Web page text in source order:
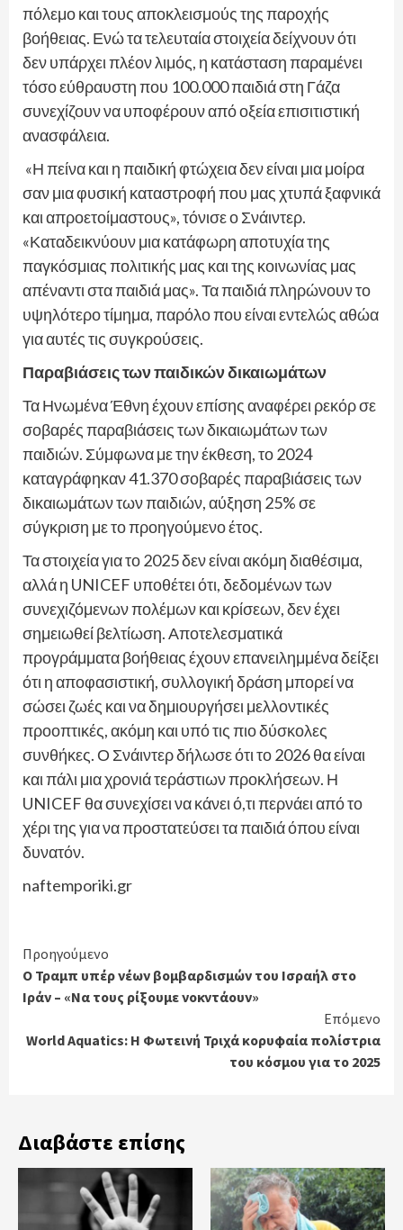
πόλεμο και τους αποκλεισμούς της παροχής
βοήθειας. Ενώ τα τελευταία στοιχεία δείχνουν ότι
δεν υπάρχει πλέον λιμός, η κατάσταση παραμένει
τόσο εύθραυστη που 100.000 παιδιά στη Γάζα
συνεχίζουν να υποφέρουν από οξεία επισιτιστική
ανασφάλεια.
«Η πείνα και η παιδική φτώχεια δεν είναι μια μοίρα
σαν μια φυσική καταστροφή που μας χτυπά ξαφνικά
και απροετοίμαστους», τόνισε ο Σνάιντερ.
«Καταδεικνύουν μια κατάφωρη αποτυχία της
παγκόσμιας πολιτικής μας και της κοινωνίας μας
απέναντι στα παιδιά μας». Τα παιδιά πληρώνουν το
υψηλότερο τίμημα, παρόλο που είναι εντελώς αθώα
για αυτές τις συγκρούσεις.
Παραβιάσεις των παιδικών δικαιωμάτων
Τα Ηνωμένα Έθνη έχουν επίσης αναφέρει ρεκόρ σε
σοβαρές παραβιάσεις των δικαιωμάτων των
παιδιών. Σύμφωνα με την έκθεση, το 2024
καταγράφηκαν 41.370 σοβαρές παραβιάσεις των
δικαιωμάτων των παιδιών, αύξηση 25% σε
σύγκριση με το προηγούμενο έτος.
Τα στοιχεία για το 2025 δεν είναι ακόμη διαθέσιμα,
αλλά η UNICEF υποθέτει ότι, δεδομένων των
συνεχιζόμενων πολέμων και κρίσεων, δεν έχει
σημειωθεί βελτίωση. Αποτελεσματικά
προγράμματα βοήθειας έχουν επανειλημμένα δείξει
ότι η αποφασιστική, συλλογική δράση μπορεί να
σώσει ζωές και να δημιουργήσει μελλοντικές
προοπτικές, ακόμη και υπό τις πιο δύσκολες
συνθήκες. Ο Σνάιντερ δήλωσε ότι το 2026 θα είναι
και πάλι μια χρονιά τεράστιων προκλήσεων. Η
UNICEF θα συνεχίσει να κάνει ό,τι περνάει από το
χέρι της για να προστατεύσει τα παιδιά όπου είναι
δυνατόν.
naftemporiki.gr
Continue
Reading
Προηγούμενο
Ο Τραμπ υπέρ νέων βομβαρδισμών του Ισραήλ στο
Ιράν – «Να τους ρίξουμε νοκντάουν»
Επόμενο
WorldAquatics: Η Φωτεινή Τριχά κορυφαία πολίστρια
του κόσμου για το 2025
Διαβάστε επίσης